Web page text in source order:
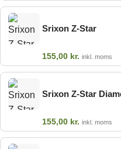
Srixon Z-Star
155,00 kr. inkl. moms
Srixon Z-Star
155,00 kr. inkl. moms